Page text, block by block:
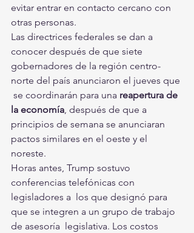
evitar entrar en contacto cercano con
otras personas.
Las directrices federales se dan a
conocer después de que siete
gobernadores de la región centro-
norte del país anunciaron el jueves que
se coordinarán para una reapertura de
la economía, después de que a
principios de semana se anunciaran
pactos similares en el oeste y el
noreste.
Horas antes, Trump sostuvo
conferencias telefónicas con
legisladores a  los que designó para
que se integren a un grupo de trabajo
de asesoría  legislativa. Los costos